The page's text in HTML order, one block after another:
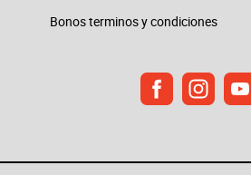
Bonos terminos y condiciones